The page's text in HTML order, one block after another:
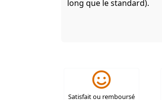
long que le standard).
Satisfait ou remboursé